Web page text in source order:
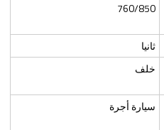
760/850
ثانيا
خلف
سيارة أجرة